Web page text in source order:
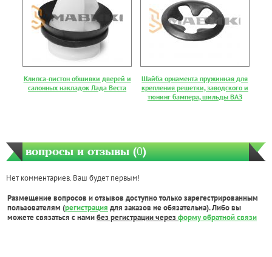
Клипса-пистон обшивки дверей и
салонных накладок Лада Веста
Шайба орнамента пружинная для
крепления решетки, заводского и
тюнинг бампера, шильды ВАЗ
вопросы и отзывы (0)
Нет комментариев. Ваш будет первым!
Размещение вопросов и отзывов доступно только зарегестрированным
пользователям (регистрация для заказов не обязательна). Либо вы
можете связаться с намибез регистрации через форму обратной связи